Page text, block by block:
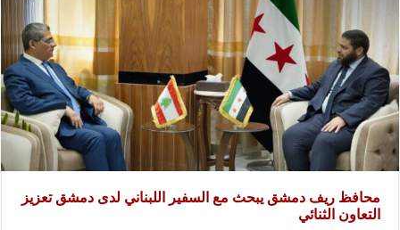
محافظ ريف دمشق يبحث مع السفير اللبناني لدى دمشق تعزيز
التعاون الثنائي